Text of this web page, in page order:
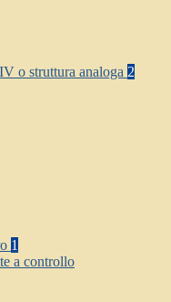
o struttura analoga 2
1
a controllo